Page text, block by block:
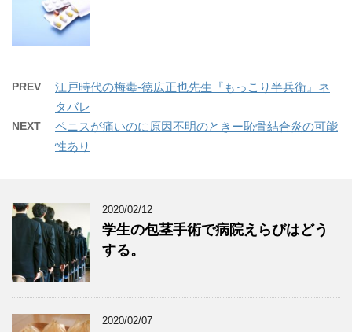
PREV
江戸時代の梅毒-徳広正也先生『もっこり半兵衛』ネ
タバレ
NEXT
ペニスが痛いのに原因不明のときー恥骨結合炎の可能
性あり
2020/02/12
学生の包茎手術で病院えらびはどう
する。
2020/02/07